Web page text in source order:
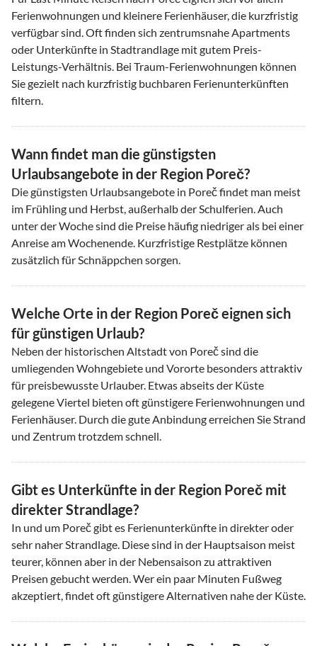
Ferienwohnungen und kleinere Ferienhäuser, die kurzfristig
verfügbar sind. Oft finden sich zentrumsnahe Apartments
oder Unterkünfte in Stadtrandlage mit gutem Preis-
Leistungs-Verhältnis. Bei Traum-Ferienwohnungen können
Sie gezielt nach kurzfristig buchbaren Ferienunterkünften
filtern.
Wann findet man die günstigsten
Urlaubsangebote in der Region Poreč?
Die günstigsten Urlaubsangebote in Poreč findet man meist
im Frühling und Herbst, außerhalb der Schulferien. Auch
unter der Woche sind die Preise häufig niedriger als bei einer
Anreise am Wochenende. Kurzfristige Restplätze können
zusätzlich für Schnäppchen sorgen.
Welche Orte in der Region Poreč eignen sich
für günstigen Urlaub?
Neben der historischen Altstadt von Poreč sind die
umliegenden Wohngebiete und Vororte besonders attraktiv
für preisbewusste Urlauber. Etwas abseits der Küste
gelegene Viertel bieten oft günstigere Ferienwohnungen und
Ferienhäuser. Durch die gute Anbindung erreichen Sie Strand
und Zentrum trotzdem schnell.
Gibt es Unterkünfte in der Region Poreč mit
direkter Strandlage?
In und um Poreč gibt es Ferienunterkünfte in direkter oder
sehr naher Strandlage. Diese sind in der Hauptsaison meist
teurer, können aber in der Nebensaison zu attraktiven
Preisen gebucht werden. Wer ein paar Minuten Fußweg
akzeptiert, findet oft günstigere Alternativen nahe der Küste.